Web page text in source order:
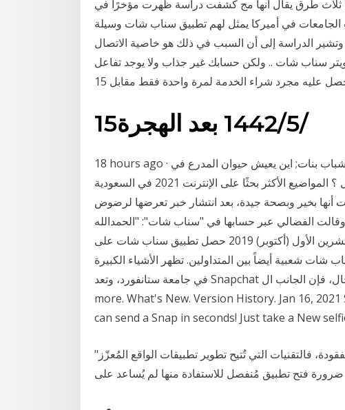
طرق يقال أنها مج كشفت دراسة ظهرت مؤخرًا في
الأميركية أن 70% من شباب الجامعات في أميركا يمثل لهم تطبيق سناب شات وسيلة
وتشير الدراسة إلى أن السبب في ذلك هو خاصية الاتصال
سناب شات .. ولكن حسابك غير جذاب ولا يوجد تفاعل
15‏‏/5‏‏/1442 بعد الهجرة
18 hours ago · اسماء حسابات سناب شات 2021 مزخرفة حلوة شباب بنات; اين يعيش حيوان المدرع في
الماء معلومات خطيرة عنه; حيوان الراكون ماذا ياكل ؟ المواضيع الأكثر بحثًا على الإنترنت 2021 في السعودية
أنها بخير وبصحة جيدة، بعد انتشار خبر تعرضها لرضوض
الفضالي عبر حسابها في "سناب شات": "الحمدالله
على كل شيء، طيحة بسيطة على رأسي 30 تشرين الأول (أكتوبر) 2019 حصل تطبيق سناب شات على
شعبية أيضاً بين المتداولين. تظهر الأشياء الكبيرة
في جامعة ستانفورد، وتعد Snapchat فكرة من هذا القبيل، على أي حال، فإن الجانب ال Jan 16, 2021
more. What's New. Version History. Jan 16,
can send a Snap in seconds! Just take a New
"سناب شات" في المُقابل عثر على الحلقة المفقودة، فالتقنيات التي تُتيح تطوير تطبيقات الواقع المُعزّز
ضرورة فتح تطبيق مُنفصل للاستفادة منها لم يُساعد على